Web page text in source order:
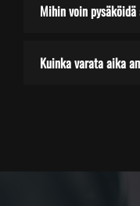
Mihin voin
Kuinka varata aika